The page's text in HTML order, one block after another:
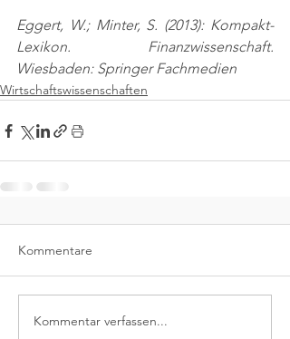
Eggert, W.; Minter, S. (2013): Kompakt-
Lexikon. Finanzwissenschaft.
Wiesbaden: Springer Fachmedien
Wirtschaftswissenschaften
Kommentare
Kommentar verfassen...